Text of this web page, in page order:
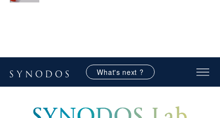
What's next ?